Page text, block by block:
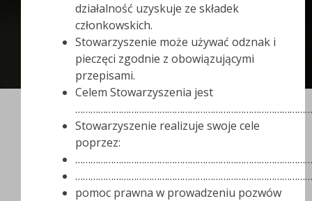
działalność uzyskuje ze składek
członkowskich.
Stowarzyszenie może używać odznak i
pieczęci zgodnie z obowiązującymi
przepisami.
Celem Stowarzyszenia jest
Stowarzyszenie realizuje swoje cele
poprzez:
pomoc prawna w prowadzeniu pozwów